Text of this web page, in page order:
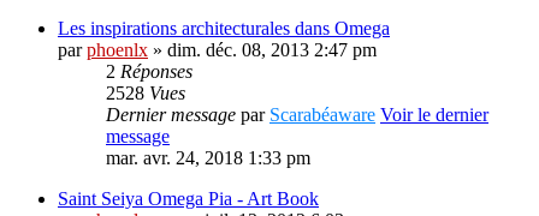
Les inspirations architecturales dans Omega
parphoenlx » dim. déc. 08, 2013 2:47 pm
2 Réponses
2528 Vues
Dernier message par Scarabéaware Voir le dernier
message
mar. avr. 24, 2018 1:33 pm
Saint Seiya Omega Pia - Art Book